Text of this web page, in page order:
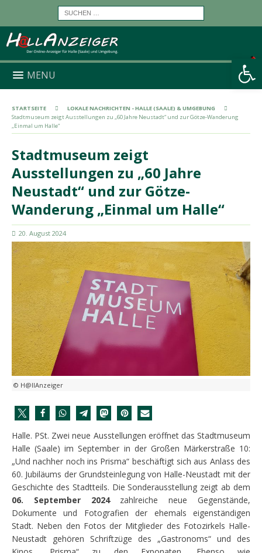
Werkzeugleiste öffnen
MENU
STARTSEITE
LOKALE NACHRICHTEN - HALLE (SAALE) & UMGEBUNG
Stadtmuseum zeigt Ausstellungen zu „60 Jahre Neustadt“ und zur Götze-Wanderung
„Einmal um Halle“
Stadtmuseum zeigt
Ausstellungen zu „60 Jahre
Neustadt“ und zur Götze-
Wanderung „Einmal um Halle“
20. August 2024
© H@llAnzeiger
Halle. PSt. Zwei neue Ausstellungen eröffnet das Stadtmuseum
Halle (Saale) im September in der Großen Märkerstraße 10:
„Und nachher noch ins Prisma“ beschäftigt sich aus Anlass des
60. Jubiläums der Grundsteinlegung von Halle-Neustadt mit der
Geschichte des Stadtteils. Die Sonderausstellung zeigt ab dem
06. September 2024zahlreiche neue Gegenstände,
Dokumente und Fotografien der ehemals eigenständigen
Stadt. Neben den Fotos der Mitglieder des Fotozirkels Halle-
Neustadt gehören Schriftzüge des „Gastronoms“ und des